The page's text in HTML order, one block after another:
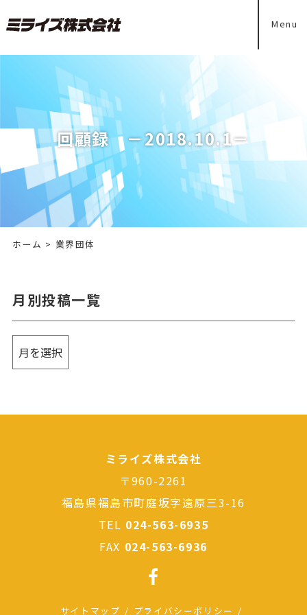
Menu
回顧録 －2018.10.1－
ホーム > 業界団体
月別投稿一覧
ミライズ株式会社
〒960-2261
福島県福島市町庭坂字遠原三3-16
TEL 024-563-6935
FAX 024-563-6936
サイトマップ プライバシーポリシー